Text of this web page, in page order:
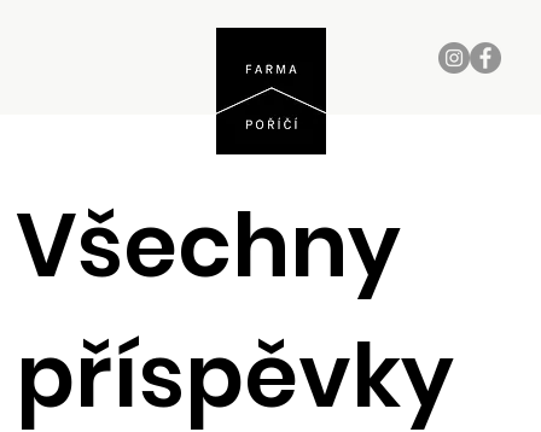
Všechny
příspěvky